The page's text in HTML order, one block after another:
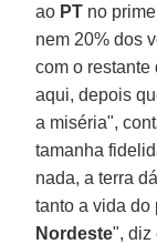
ao PT no
nem 20% dos
com o restante
aqui, depois
a miséria",
tamanha
nada, a terra
tanto a vida do
Nordeste", diz